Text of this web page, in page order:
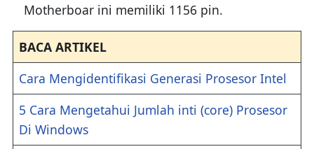
Motherboar ini memiliki 1156 pin.
BACA ARTIKEL
Cara Mengidentifikasi Generasi Prosesor Intel
5 Cara Mengetahui Jumlah inti (core) Prosesor
Di Windows